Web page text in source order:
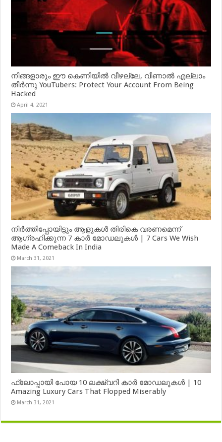
നിങ്ങളാരും ഈ കെണിയിൽ വീഴല്ലേ, വീണാൽ എല്ലാം
തീർന്നു YouTubers: Protect Your Account From Being
Hacked
April 4, 2021
നിർത്തിപ്പോയിട്ടും ആളുകൾ തിരികെ വരണമെന്ന്
ആഗ്രഹിക്കുന്ന 7 കാർ മോഡലുകൾ | 7 Cars We Wish
Made A Comeback In India
March 31, 2021
ഫ്ലോപ്പായി പോയ 10 ലക്ഷ്വറി കാർ മോഡലുകൾ | 10
Amazing Luxury Cars That Flopped Miserably
March 31, 2021